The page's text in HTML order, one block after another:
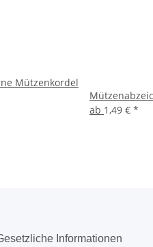
Mützenkordel
ab 1,49 € *
Informationen